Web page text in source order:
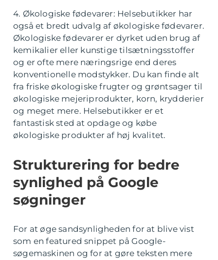
4. Økologiske fødevarer: Helsebutikker har
også et bredt udvalg af økologiske fødevarer.
Økologiske fødevarer er dyrket uden brug af
kemikalier eller kunstige tilsætningsstoffer
og er ofte mere næringsrige end deres
konventionelle modstykker. Du kan finde alt
fra friske økologiske frugter og grøntsager til
økologiske mejeriprodukter, korn, krydderier
og meget mere. Helsebutikker er et
fantastisk sted at opdage og købe
økologiske produkter af høj kvalitet.
Strukturering for bedre
synlighed på Google
søgninger
For at øge sandsynligheden for at blive vist
som en featured snippet på Google-
søgemaskinen og for at gøre teksten mere